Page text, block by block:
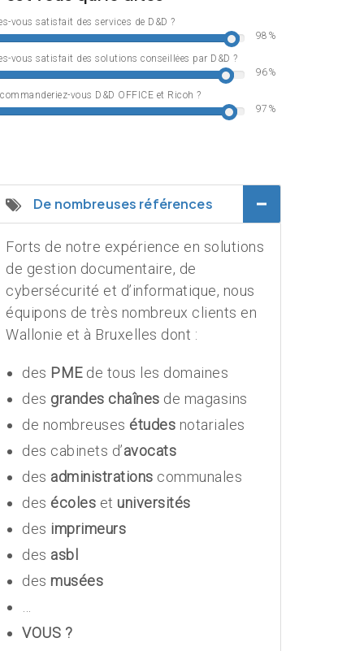
98
vous satisfait des services de D&D ?
96
vous satisfait des solutions conseillées par D&D ?
97
vous D&D OFFICE et Ricoh ?
De nombreuses références
Forts de notre expérience en solutions
de gestion documentaire, de
cybersécurité et d’informatique, nous
équipons de très nombreux clients en
Wallonie et à Bruxelles dont :
des PMEde tous les domaines
des grandes chaînes de magasins
de nombreuses études notariales
des cabinets d’avocats
des administrations communales
des écoles et universités
des imprimeurs
des asbl
des musées
VOUS ?